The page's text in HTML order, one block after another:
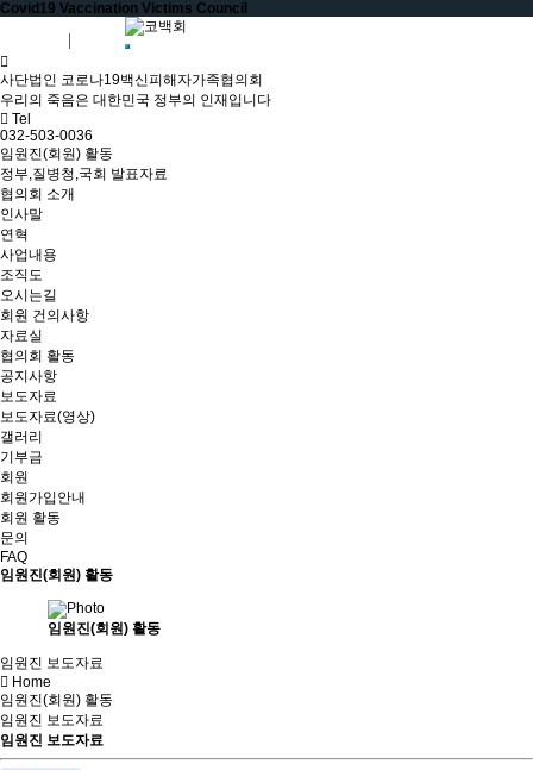
Covid19 Vaccination Victims Council
사단법인 코로나19백신피해자가족협의회
우리의 죽음은 대한민국 정부의 인재입니다
Tel
032-503-0036
임원진(회원) 활동
정부,질병청,국회 발표자료
협의회 소개
인사말
연혁
사업내용
조직도
오시는길
회원 건의사항
자료실
협의회 활동
공지사항
보도자료
보도자료(영상)
갤러리
기부금
회원
회원가입안내
회원 활동
문의
FAQ
임원진(회원) 활동
임원진(회원) 활동
임원진 보도자료
Home
임원진(회원) 활동
임원진 보도자료
임원진 보도자료